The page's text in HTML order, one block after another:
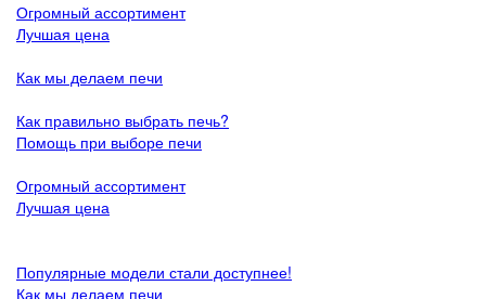
Огромный ассортимент
Лучшая цена
Как мы делаем печи
Как правильно выбрать печь?
Помощь при выборе печи
Огромный ассортимент
Лучшая цена
Популярные модели стали доступнее!
Как мы делаем печи